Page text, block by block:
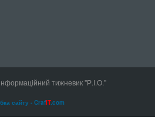
тижневик "Р.І.О."
сайту - CrafIT.com